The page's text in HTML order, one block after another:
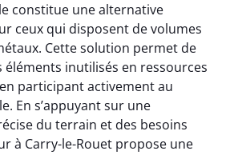
constitue une alternative
ceux qui disposent de volumes
Cette solution permet de
inutilisés en ressources
participant activement au
En s’appuyant sur une
du terrain et des besoins
à Carry-le-Rouet propose une